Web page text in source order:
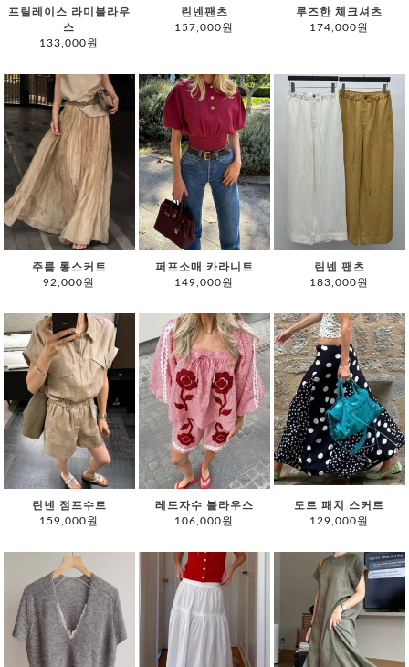
프릴레이스 라미블라우
스
133,000원
린넨팬츠
157,000원
루즈한 체크셔츠
174,000원
주름 롱스커트
92,000원
퍼프소매 카라니트
149,000원
린넨 팬츠
183,000원
린넨 점프수트
159,000원
레드자수 블라우스
106,000원
도트 패치 스커트
129,000원